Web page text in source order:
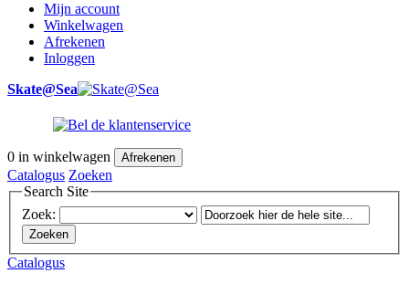
Mijn account
Winkelwagen
Afrekenen
Inloggen
Skate@Sea
0 in winkelwagen Afrekenen
Catalogus Zoeken
Search Site
Zoek:
Zoeken
Catalogus